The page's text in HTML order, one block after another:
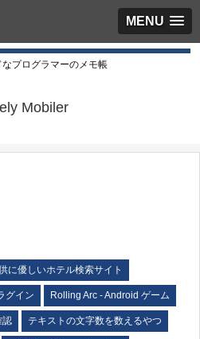
MENU
プログラマーのメモ帳
Mobiler
に優しいホテル検索サイト
グイン Rolling Arc - Android ゲーム
認 テキストの文字数を数えるやつ